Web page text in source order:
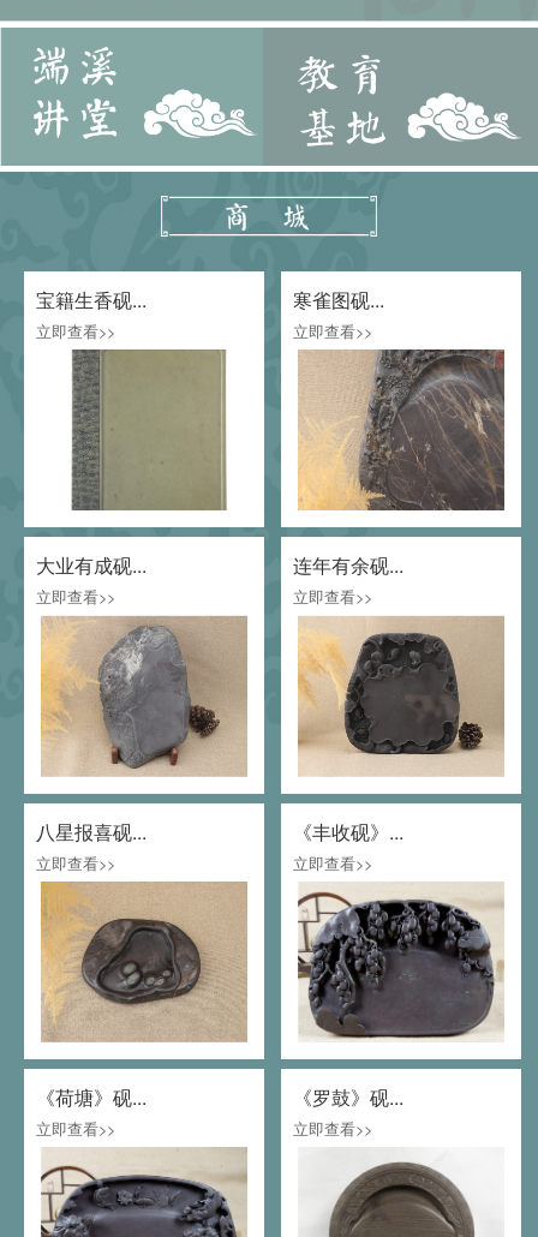
宝籍生香砚...
立即查看>>
寒雀图砚...
立即查看>>
大业有成砚...
立即查看>>
连年有余砚...
立即查看>>
八星报喜砚...
立即查看>>
《丰收砚》...
立即查看>>
《荷塘》砚...
立即查看>>
《罗鼓》砚...
立即查看>>